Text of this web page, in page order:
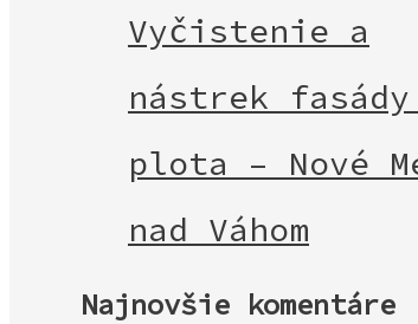
Vyčistenie a
nástrek
plota – Nové
nad Váhom
Najnovšie komentáre